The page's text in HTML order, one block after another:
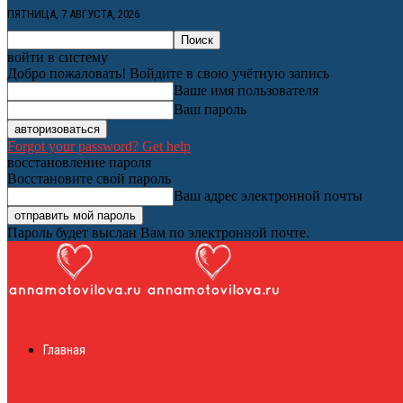
ПЯТНИЦА, 7 АВГУСТА, 2026
войти в систему
Добро пожаловать! Войдите в свою учётную запись
Ваше имя пользователя
Ваш пароль
Forgot your password? Get help
восстановление пароля
Восстановите свой пароль
Ваш адрес электронной почты
Пароль будет выслан Вам по электронной почте.
Главная